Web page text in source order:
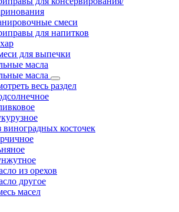
смеси
для напитков
для выпечки
масла
масла
весь раздел
виноградных косточек
из орехов
другое
масел